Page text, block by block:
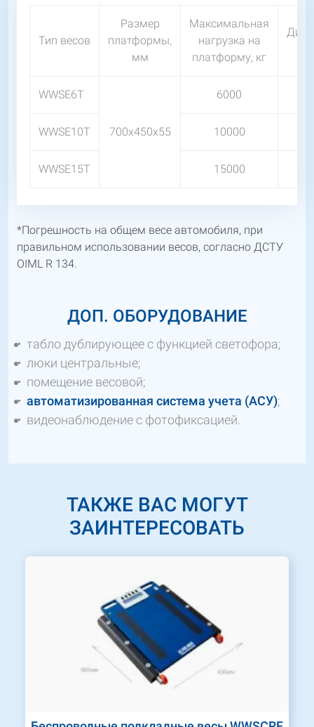
Тип весов
Размер
платформы,
мм
Максимальная
нагрузка на
платформу, кг
WWSE6T
700x450x55
6000
WWSЕ10T 10000
WWSЕ15T 15000
*Погрешность на общем весе автомобиля, при
правильном использовании весов, согласно ДСТУ
OIML R 134.
ДОП. ОБОРУДОВАНИЕ
табло дублирующее с функцией светофора;
люки центральные;
помещение весовой;
автоматизированная система учета (АСУ);
видеонаблюдение с фотофиксацией.
ТАКЖЕ ВАС МОГУТ
ЗАИНТЕРЕСОВАТЬ